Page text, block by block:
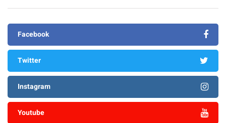
Facebook
Twitter
Instagram
Youtube